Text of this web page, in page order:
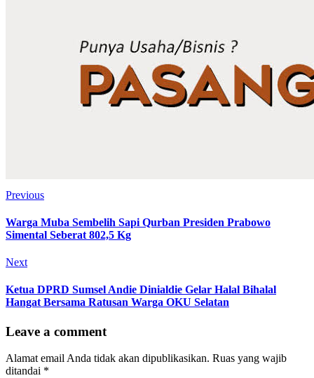
Previous
Warga Muba Sembelih Sapi Qurban Presiden Prabowo
Simental Seberat 802,5 Kg
Next
Ketua DPRD Sumsel Andie Dinialdie Gelar Halal Bihalal
Hangat Bersama Ratusan Warga OKU Selatan
Leave a comment
Alamat email Anda tidak akan dipublikasikan. Ruas yang wajib
ditandai *